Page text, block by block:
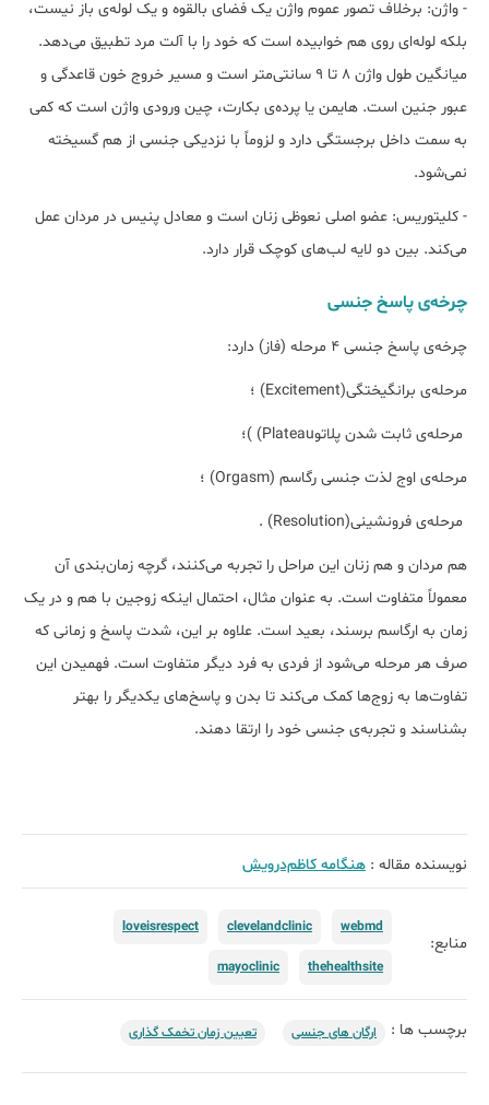
- واژن: برخلاف تصور عموم واژن یک فضای بالقوه و یک لوله‌ی باز نیست،
بلکه لوله‌ای روی هم خوابیده است که خود را با آلت مرد تطبیق می‌دهد.
میانگین طول واژن 8 تا 9 سانتی‌متر است و مسیر خروج خون قاعدگی و
عبور جنین است. هایمن یا پرده‌ی بکارت، چین ورودی واژن است که کمی
به سمت داخل برجستگی دارد و لزوماً با نزدیکی جنسی از هم گسیخته
نمی‌شود.
- کلیتوریس: عضو اصلی نعوظی زنان است و معادل پنیس در مردان عمل
می‌کند. بین دو لایه‌ لب‌های کوچک قرار دارد.
چرخه‌ی پاسخ جنسی
چرخه‌ی پاسخ جنسی 4 مرحله (فاز) دارد:
مرحله‌ی برانگیختگی(Excitement) ؛
مرحله‌ی ثابت شدن پلاتوPlateau) )؛
مرحله‌ی اوج لذت جنسی رگاسم (Orgasm) ؛
مرحله‌ی فرونشینی(Resolution) .
هم مردان و هم زنان این مراحل را تجربه می‌کنند، گرچه زمان‌بندی آن
معمولاً متفاوت است. به عنوان مثال، احتمال اینکه زوجین با هم و در یک
زمان به ارگاسم برسند، بعید است. علاوه بر این، شدت پاسخ و زمانی که
صرف هر مرحله می‌شود از فردی به فرد دیگر متفاوت است. فهمیدن این
تفاوت‌ها به زوج‌ها کمک می‌کند تا بدن و پاسخ‌های یکدیگر را بهتر
بشناسند و تجربه‌ی جنسی خود را ارتقا دهند.
نویسنده مقاله : هنگامه کاظم‌درویش
منابع:
webmd
clevelandclinic
loveisrespect
thehealthsite
mayoclinic
برچسب ها : ارگان های جنسی تعیین زمان تخمک گذاری